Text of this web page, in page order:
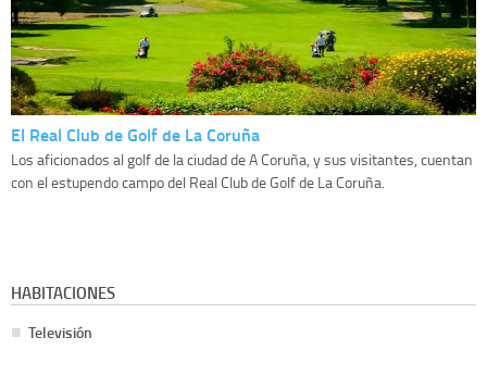
El Real Club de Golf de La Coruña
Los aficionados al golf de la ciudad de A Coruña, y sus visitantes, cuentan
con el estupendo campo del Real Club de Golf de La Coruña.
HABITACIONES
Televisión